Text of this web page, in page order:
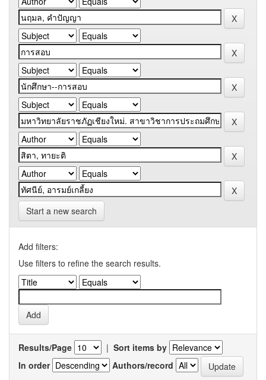
Start a new search
Add filters:
Use filters to refine the search results.
Results/Page | Sort items by
In order
Authors/record